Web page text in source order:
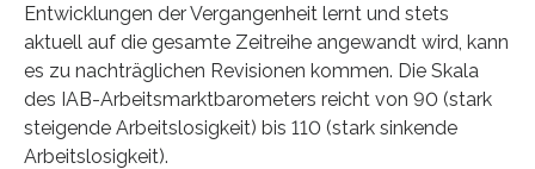
Entwicklungen der Vergangenheit lernt und stets
aktuell auf die gesamte Zeitreihe angewandt wird, kann
es zu nachträglichen Revisionen kommen. Die Skala
des IAB-Arbeitsmarktbarometers reicht von 90 (stark
steigende Arbeitslosigkeit) bis 110 (stark sinkende
Arbeitslosigkeit).